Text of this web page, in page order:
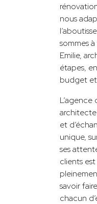
nous
sommes
Emilie,
étapes,
budget et
et
unique,
ses
clients
savoir
chacun